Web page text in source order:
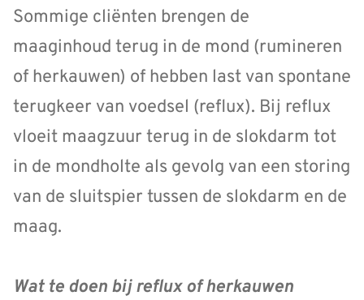
Sommige cliënten brengen de
maaginhoud terug in de mond (rumineren
of herkauwen) of hebben last van spontane
terugkeer van voedsel (reflux). Bij reflux
vloeit maagzuur terug in de slokdarm tot
in de mondholte als gevolg van een storing
van de sluitspier tussen de slokdarm en de
maag.
Wat te doen bij reflux of herkauwen